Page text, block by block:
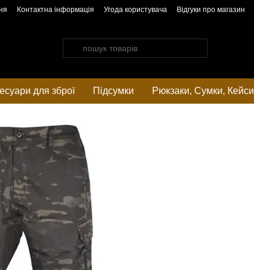
Контактна інформація Угода користувача Відгуки про магазин
для зброї Підсумки Рюкзаки, Cумки, Кейси